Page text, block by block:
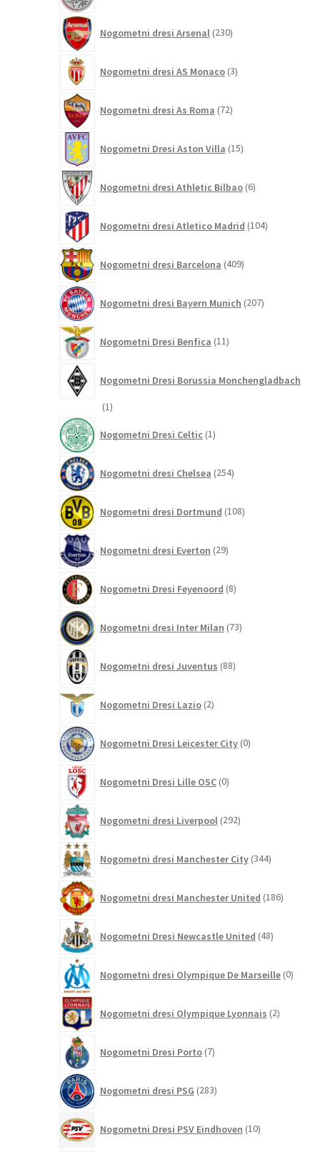
Nogometni dresi Arsenal 230izdelkov
Nogometni dresi AS Monaco 3izdelki
Nogometni dresi As Roma 72izdelkov
Nogometni Dresi Aston Villa 15izdelkov
Nogometni dresi Athletic Bilbao 6izdelkov
Nogometni dresi Atletico Madrid 104izdelki
Nogometni dresi Barcelona 409izdelkov
Nogometni dresi Bayern Munich 207izdelkov
Nogometni Dresi Benfica 11izdelkov
Nogometni Dresi Borussia Monchengladbach
11
Nogometni Dresi Celtic 1izdelek
Nogometni dresi Chelsea 254izdelkov
Nogometni dresi Dortmund 108izdelkov
Nogometni dresi Everton 29izdelkov
Nogometni Dresi Feyenoord 8izdelkov
Nogometni dresi Inter Milan 73izdelkov
Nogometni dresi Juventus 88izdelkov
Nogometni Dresi Lazio 2izdelka
Nogometni Dresi Leicester City 0izdelkov
Nogometni Dresi Lille OSC 0izdelkov
Nogometni dresi Liverpool 292izdelkov
Nogometni dresi Manchester City 344izdelkov
Nogometni dresi Manchester United 186izdelkov
Nogometni Dresi Newcastle United 48izdelkov
Nogometni dresi Olympique De Marseille 0
Nogometni dresi Olympique Lyonnais 2izdelka
Nogometni Dresi Porto 7izdelkov
Nogometni dresi PSG 283izdelkov
Nogometni Dresi PSV Eindhoven 10izdelkov